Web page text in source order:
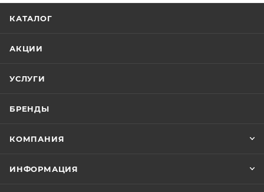
КАТАЛОГ
АКЦИИ
УСЛУГИ
БРЕНДЫ
КОМПАНИЯ
ИНФОРМАЦИЯ